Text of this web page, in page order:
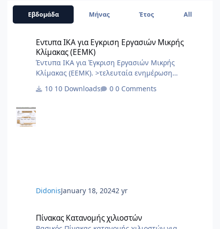
Εβδομάδα Μήνας Έτος All
Εντυπα ΙΚΑ για Εγκριση Εργασιών Μικρής
Κλίμακας (ΕΕΜΚ)
Έντυπα ΙΚΑ για Έγκριση Εργασιών Μικρής
Κλίμακας (ΕΕΜΚ). >τελευταία ενημέρωση
2.3.Εξουσιοδότηση αίτησης – δήλωσης
10 Downloads 0 Comments
DidonisJanuary 18, 20242 yr
Πίνακας Κατανομής χιλιοστών